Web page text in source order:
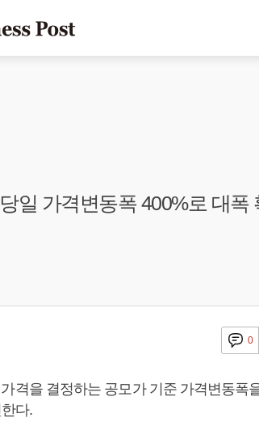
일 가격변동폭 400%로 대폭
0
격을 결정하는 공모가 기준 가격변동폭
다.